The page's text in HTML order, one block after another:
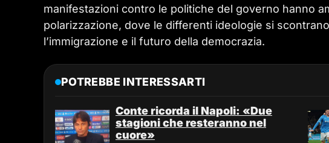
manifestazioni contro le politiche del governo hanno
polarizzazione, dove le differenti ideologie si
l’immigrazione e il futuro della democrazia.
POTREBBE INTERESSARTI
Conte ricorda il Napoli: «Due
stagioni che resteranno nel
cuore»